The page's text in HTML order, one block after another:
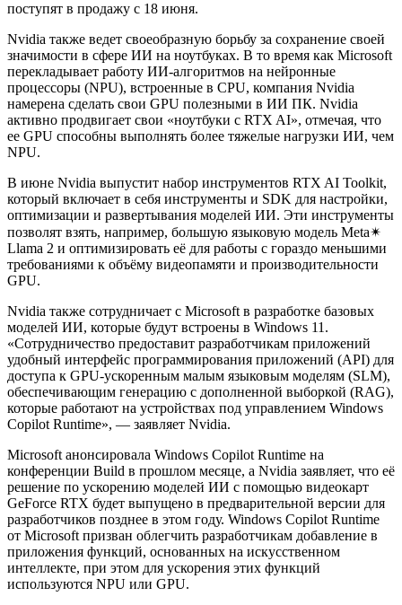
поступят в продажу с 18 июня.
Nvidia также ведет своеобразную борьбу за сохранение своей
значимости в сфере ИИ на ноутбуках. В то время как Microsoft
перекладывает работу ИИ-алгоритмов на нейронные
процессоры (NPU), встроенные в CPU, компания Nvidia
намерена сделать свои GPU полезными в ИИ ПК. Nvidia
активно продвигает свои «ноутбуки с RTX AI», отмечая, что
ее GPU способны выполнять более тяжелые нагрузки ИИ, чем
NPU.
В июне Nvidia выпустит набор инструментов RTX AI Toolkit,
который включает в себя инструменты и SDK для настройки,
оптимизации и развертывания моделей ИИ. Эти инструменты
позволят взять, например, большую языковую модель Meta✴
Llama 2 и оптимизировать её для работы с гораздо меньшими
требованиями к объёму видеопамяти и производительности
GPU.
Nvidia также сотрудничает с Microsoft в разработке базовых
моделей ИИ, которые будут встроены в Windows 11.
«Сотрудничество предоставит разработчикам приложений
удобный интерфейс программирования приложений (API) для
доступа к GPU-ускоренным малым языковым моделям (SLM),
обеспечивающим генерацию с дополненной выборкой (RAG),
которые работают на устройствах под управлением Windows
Copilot Runtime», — заявляет Nvidia.
Microsoft анонсировала Windows Copilot Runtime на
конференции Build в прошлом месяце, а Nvidia заявляет, что её
решение по ускорению моделей ИИ с помощью видеокарт
GeForce RTX будет выпущено в предварительной версии для
разработчиков позднее в этом году. Windows Copilot Runtime
от Microsoft призван облегчить разработчикам добавление в
приложения функций, основанных на искусственном
интеллекте, при этом для ускорения этих функций
используются NPU или GPU.